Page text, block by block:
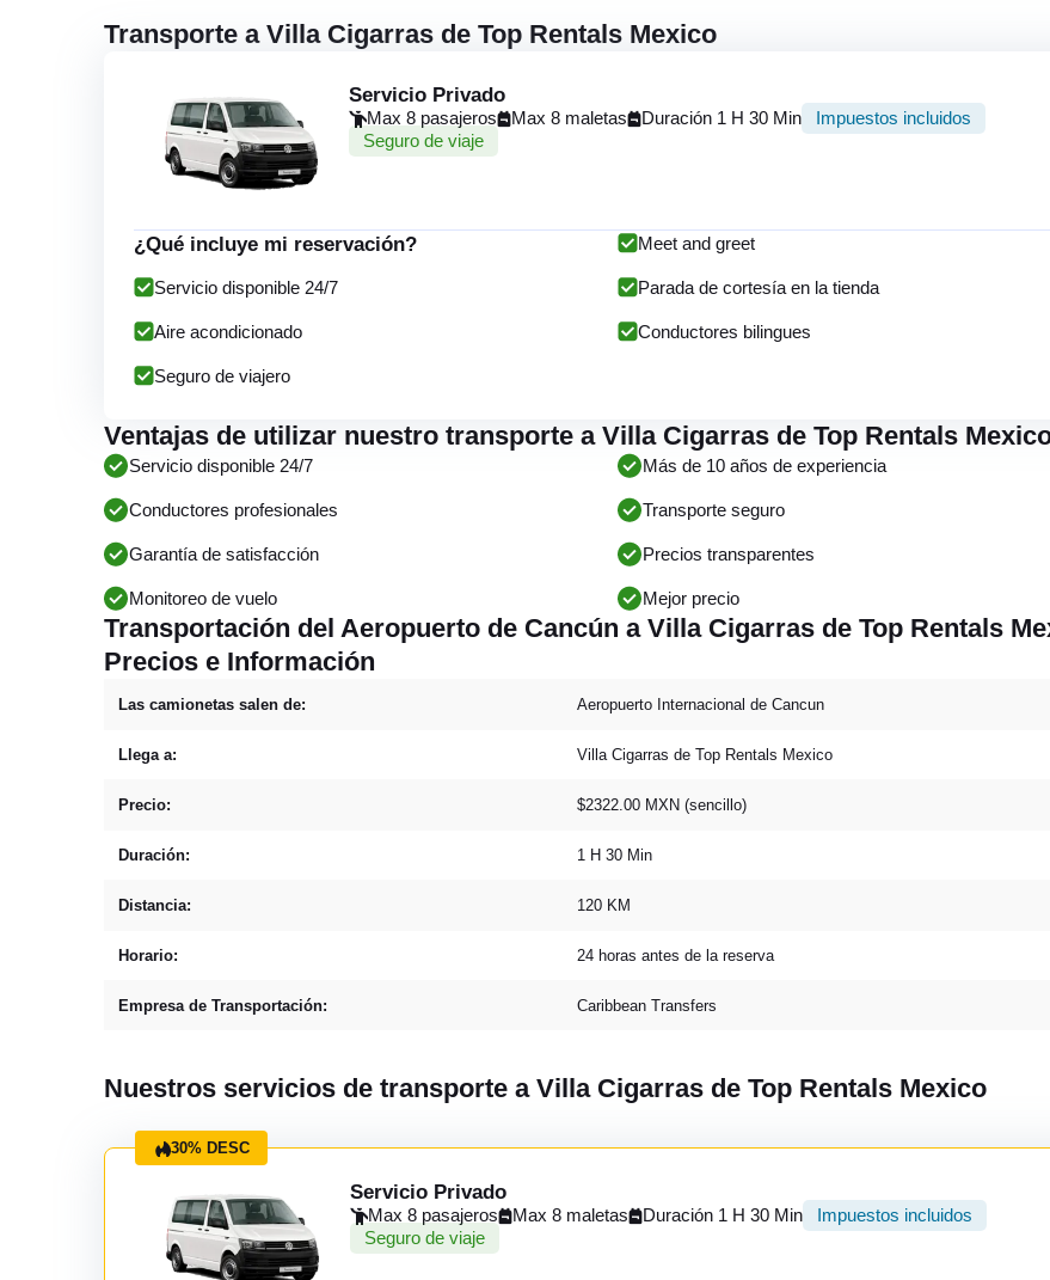
Transporte a Villa Cigarras de Top Rentals Mexico
Servicio Privado
Max 8 pasajeros Max 8 maletas Duración 1 H 30 Min
Impuestos incluidos
Seguro de viaje
¿Qué incluye mi reservación? Meet and greet
Servicio disponible 24/7 Parada de cortesía en la tienda
Aire acondicionado Conductores bilingues
Seguro de viajero
Ventajas de utilizar nuestro transporte a Villa Cigarras de Top Rentals
Servicio disponible 24/7 Más de 10 años de experiencia
Conductores profesionales Transporte seguro
Garantía de satisfacción Precios transparentes
Monitoreo de vuelo Mejor precio
Transportación del Aeropuerto de Cancún a Villa Cigarras de Top Rentals
Precios e Información
Las camionetas salen de: Aeropuerto Internacional de Cancun
Llega a: Villa Cigarras de Top Rentals Mexico
Precio: $2322.00 MXN (sencillo)
Duración: 1 H 30 Min
Distancia: 120 KM
Horario: 24 horas antes de la reserva
Empresa de Transportación: Caribbean Transfers
Nuestros servicios de transporte a Villa Cigarras de Top Rentals Mexico
30% DESC
Servicio Privado
Max 8 pasajeros Max 8 maletas Duración 1 H 30 Min
Impuestos incluidos
Seguro de viaje